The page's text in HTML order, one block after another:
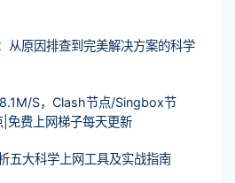
从原因排查到完美解决方案的科学
S，Clash节点/Singbox节
免费上网梯子每天更新
五大科学上网工具及实战指南